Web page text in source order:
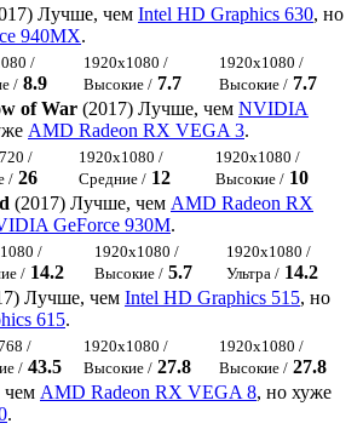
Лучше, чем Intel HD Graphics 630, но
940MX.
/
/ 8.9
1920x1080 /
Высокие / 7.7
1920x1080 /
Высокие / 7.7
of War (2017) Лучше, чем NVIDIA
AMD Radeon RX VEGA 3.
/
/ 26
1920x1080 /
Средние / 12
1920x1080 /
Высокие / 10
(2017) Лучше, чем AMD Radeon RX
GeForce 930M.
/
/ 14.2
1920x1080 /
Высокие / 5.7
1920x1080 /
Ультра / 14.2
Лучше, чем Intel HD Graphics 515, но
615.
/
/ 43.5
1920x1080 /
Высокие / 27.8
1920x1080 /
Высокие / 27.8
чем AMD Radeon RX VEGA 8, но хуже
.